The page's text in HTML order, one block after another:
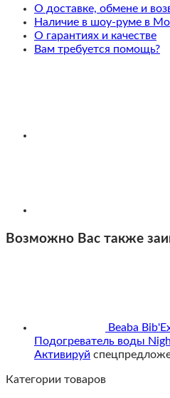
24
мес
Ярко-
розовый
О доставке, обмене и
Наличие в шоу-руме в
О гарантиях и качестве
Вам требуется помощь?
Возможно Вас также
Beaba
Подогреватель воды
Активируй
Категории товаров